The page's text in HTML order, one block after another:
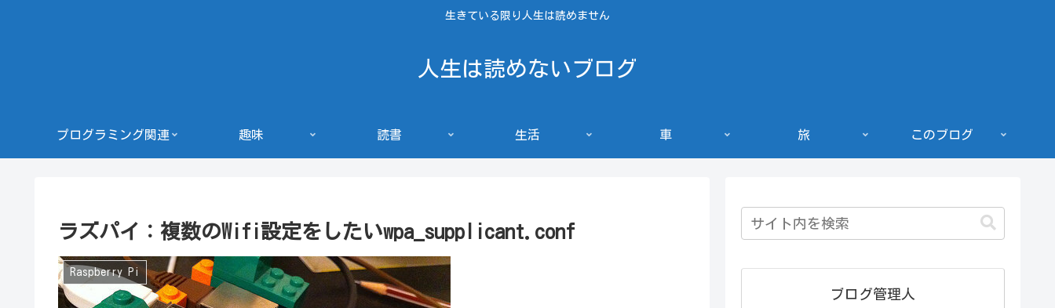
生きている限り人生は読めません
人生は読めないブログ
プログラミング関連 趣味 読書 生活 車 旅 このブログ
ラズパイ：複数のWifi設定をしたいwpa_supplicant.conf
Raspberry Pi
ブログ管理人